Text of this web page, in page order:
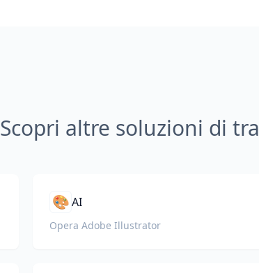
Scopri altre soluzioni di
🎨AI
Opera Adobe Illustrator